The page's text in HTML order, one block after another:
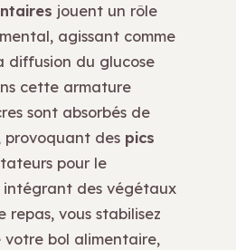
jouent un rôle
agissant comme
diffusion du glucose
cette armature
sont absorbés de
provoquant des pics
pour le
intégrant des végétaux
vous stabilisez
votre bol alimentaire,